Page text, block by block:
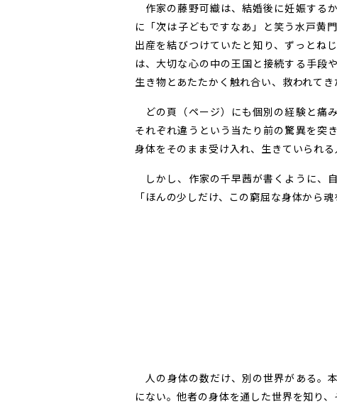
作家の藤野可織は、結婚後に妊娠する
に「次は子どもですなあ」と笑う水戸黄
出産を結びつけていたと知り、ずっとね
は、大切な心の中の王国と接続する手段
生き物とあたたかく触れ合い、救われてき
どの頁（ページ）にも個別の経験と痛
それぞれ違うという当たり前の驚異を突
身体をそのまま受け入れ、生きていられ
しかし、作家の千早茜が書くように、
「ほんの少しだけ、この窮屈な身体から魂
人の身体の数だけ、別の世界がある。
にない。他者の身体を通した世界を知り